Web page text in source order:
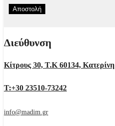
Διεύθυνση
Κίτρους 30, Τ.Κ 60134, Κατερίνη
Τ:+30 23510-73242
info@madim.gr